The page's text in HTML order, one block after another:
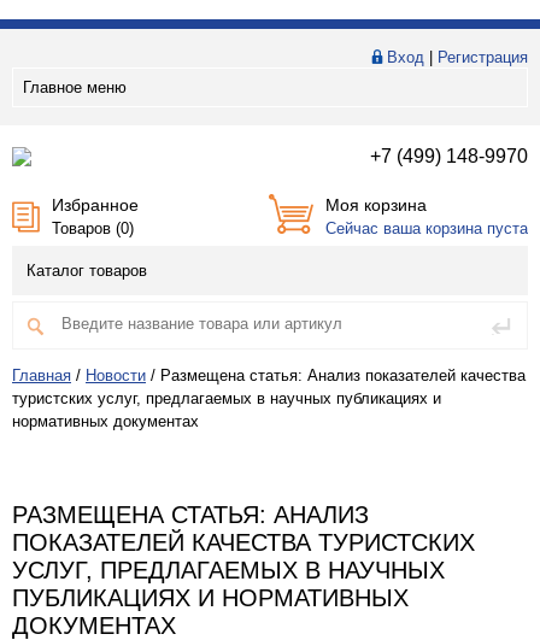
Вход
Регистрация
Главное меню
+7 (499) 148-9970
Избранное
Товаров (0)
Моя корзина
Сейчас ваша корзина пуста
Каталог товаров
Главная / Новости / Размещена статья: Анализ показателей качества
туристских услуг, предлагаемых в научных публикациях и
нормативных документах
РАЗМЕЩЕНА СТАТЬЯ: АНАЛИЗ
ПОКАЗАТЕЛЕЙ КАЧЕСТВА ТУРИСТСКИХ
УСЛУГ, ПРЕДЛАГАЕМЫХ В НАУЧНЫХ
ПУБЛИКАЦИЯХ И НОРМАТИВНЫХ
ДОКУМЕНТАХ